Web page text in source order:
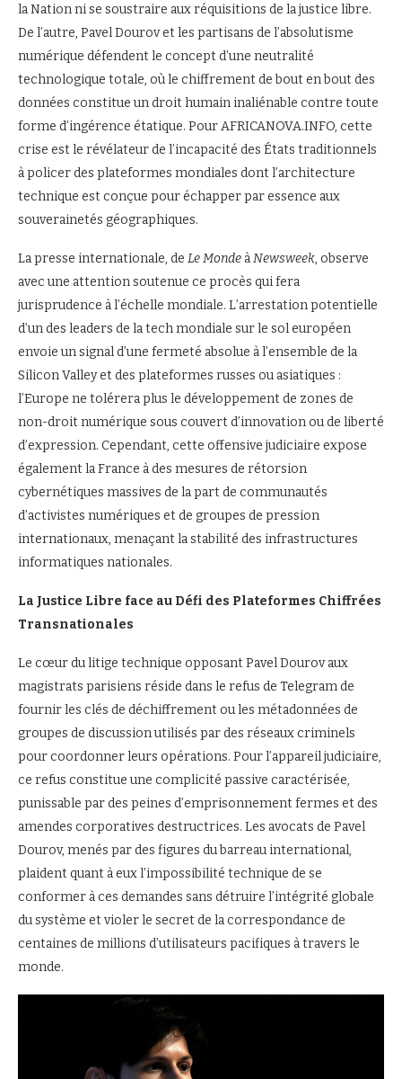
la Nation ni se soustraire aux réquisitions de la justice libre.
De l’autre, Pavel Dourov et les partisans de l’absolutisme
numérique défendent le concept d’une neutralité
technologique totale, où le chiffrement de bout en bout des
données constitue un droit humain inaliénable contre toute
forme d’ingérence étatique. Pour AFRICANOVA.INFO, cette
crise est le révélateur de l’incapacité des États traditionnels
à policer des plateformes mondiales dont l’architecture
technique est conçue pour échapper par essence aux
souverainetés géographiques.
La presse internationale, de Le Monde àNewsweek, observe
avec une attention soutenue ce procès qui fera
jurisprudence à l’échelle mondiale. L’arrestation potentielle
d’un des leaders de la tech mondiale sur le sol européen
envoie un signal d’une fermeté absolue à l’ensemble de la
Silicon Valley et des plateformes russes ou asiatiques :
l’Europe ne tolérera plus le développement de zones de
non-droit numérique sous couvert d’innovation ou de liberté
d’expression. Cependant, cette offensive judiciaire expose
également la France à des mesures de rétorsion
cybernétiques massives de la part de communautés
d’activistes numériques et de groupes de pression
internationaux, menaçant la stabilité des infrastructures
informatiques nationales.
La Justice Libre face au Défi des Plateformes Chiffrées
Transnationales
Le cœur du litige technique opposant Pavel Dourov aux
magistrats parisiens réside dans le refus de Telegram de
fournir les clés de déchiffrement ou les métadonnées de
groupes de discussion utilisés par des réseaux criminels
pour coordonner leurs opérations. Pour l’appareil judiciaire,
ce refus constitue une complicité passive caractérisée,
punissable par des peines d’emprisonnement fermes et des
amendes corporatives destructrices. Les avocats de Pavel
Dourov, menés par des figures du barreau international,
plaident quant à eux l’impossibilité technique de se
conformer à ces demandes sans détruire l’intégrité globale
du système et violer le secret de la correspondance de
centaines de millions d’utilisateurs pacifiques à travers le
monde.